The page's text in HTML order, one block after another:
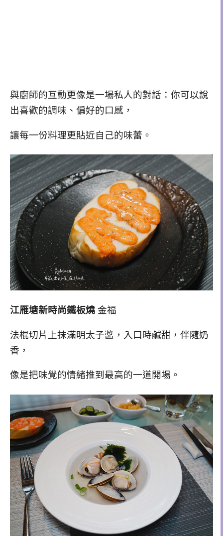
與廚師的互動更像是一場私人的對話：你可以說
出喜歡的調味、偏好的口感，
讓每一份料理更貼近自己的味蕾。
江雁塘新時尚鐵板燒 金福
法棍切片上抹滿明太子醬，入口時鹹甜，伴隨奶
香，
像是把味覺的情緒推到最高的一道開場。